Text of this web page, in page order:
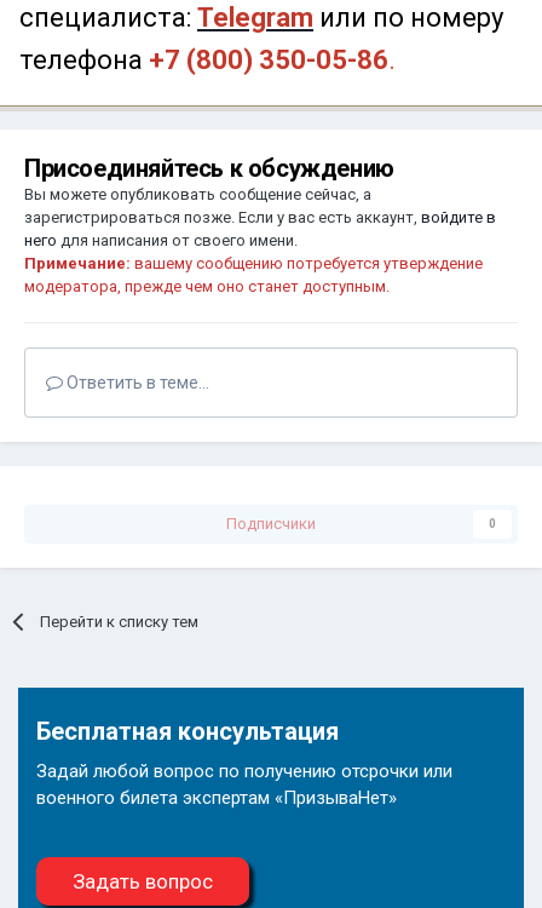
специалиста: Telegram или по номеру
телефона +7 (800) 350-05-86.
Присоединяйтесь к обсуждению
Вы можете опубликовать сообщение сейчас, а
зарегистрироваться позже. Если у вас есть аккаунт, войдите в
него для написания от своего имени.
Примечание: вашему сообщению потребуется утверждение
модератора, прежде чем оно станет доступным.
Ответить в теме...
Подписчики 0
Перейти к списку тем
Бесплатная консультация
Задай любой вопрос по получению отсрочки или
военного билета экспертам «ПризываНет»
Задать вопрос